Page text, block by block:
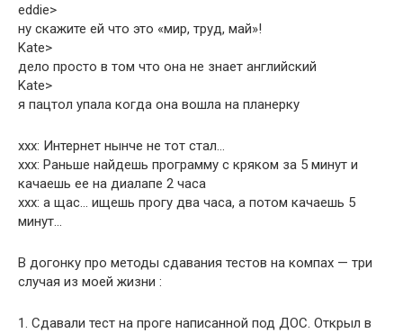
eddie>
ну скажите ей что это «мир, труд, май»!
Kate>
дело просто в том что она не знает английский
Kate>
я пацтол упала когда она вошла на планерку
ххх: Интернет нынче не тот стал…
ххх: Раньше найдешь программу с кряком за 5 минут и
качаешь ее на диалапе 2 часа
ххх: а щас… ищешь прогу два часа, а потом качаешь 5
минут…
В догонку про методы сдавания тестов на компах — три
случая из моей жизни :
1. Сдавали тест на проге написанной под ДОС. Открыл в